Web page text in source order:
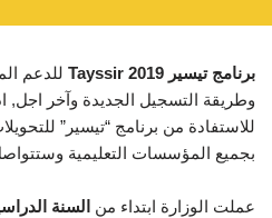
برنامج تيسير 2019 Tayssir
للدعم
وطريقة التسجيل الجديدة وآخر اجل,
للاستفادة من برنامج “تيسير”
بجميع المؤسسات التعليمية
عملت الوزارة ابتداء من السنة الدراسية